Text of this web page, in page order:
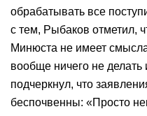
обрабатывать все
с тем, Рыбаков отметил,
Минюста не имеет
вообще ничего не делать
подчеркнул, что
беспочвенны: «Просто